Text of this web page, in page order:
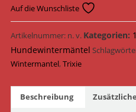
Wintermantel
Andalo
67374
-
67376
Beige
Menge
Auf die Wunschliste
Artikelnummer: n. v. Kategorien:
Hundewintermäntel
Wintermantel,Trixie
Beschreibung